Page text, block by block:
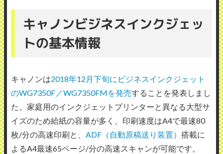
キャノンビジネスインクジェッ
トの基本情報
キャノンは2018年12月下旬にビジネスインクジェット
のWG7350F／WG7350FMを発売することを発表しまし
た。家庭用のインクジェットプリンターと異なる大型サ
イズのため給紙の容量が多く、印刷速度はA4で最速80
枚/分の高速印刷と、 ADF（自動原稿送り装置） 搭載に
よるA4最速65ページ/分の高速スキャンが可能です。